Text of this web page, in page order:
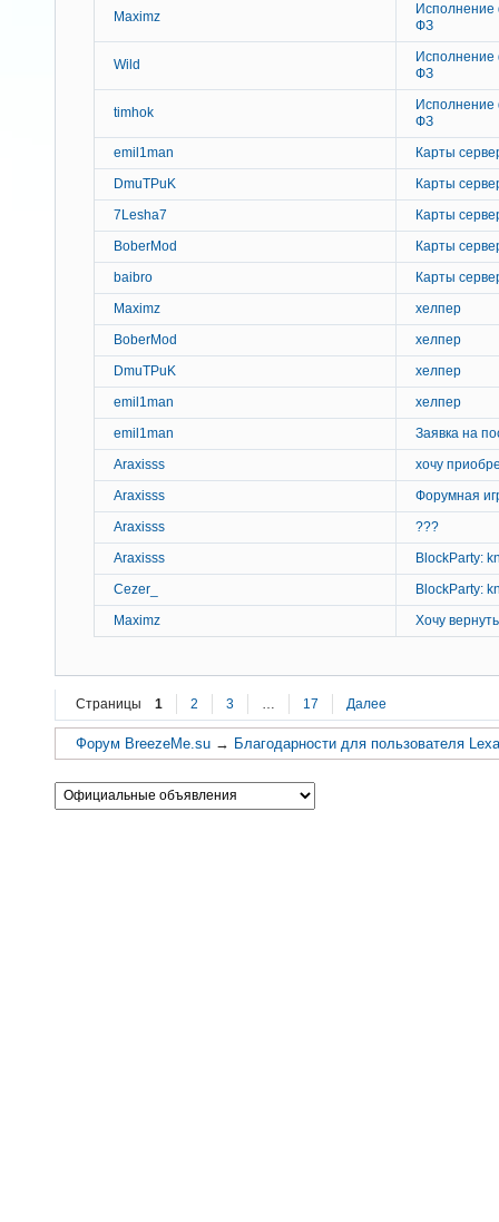
Maximz
ФЗ
Wild
ФЗ
timhok
ФЗ
emil1man
Карты
DmuTPuK
Карты
7Lesha7
Карты
BoberMod
Карты
baibro
Карты
Maximz
хелпер
BoberMod
хелпер
DmuTPuK
хелпер
emil1man
хелпер
emil1man
Заявка на
Araxisss
хочу
Araxisss
Форумная
Araxisss
???
Araxisss
BlockParty:
Cezer_
BlockParty:
Maximz
Хочу
Страницы 1 2 3 … 17 Далее
Форум BreezeMe.su → Благодарности для пользователя